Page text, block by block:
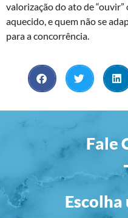
valorização do ato de
aquecido, e quem não se
para a concorrência.
Fale
Escolha